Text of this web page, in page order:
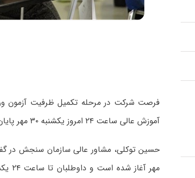
آموزش عالی ساعت ۲۴ امروز یکشنبه ۳۰ مهر پایان می‎یابد.